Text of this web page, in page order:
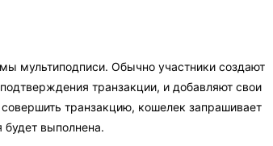
мультиподписи. Обычно участники создают
транзакции, и добавляют свои
транзакцию, кошелек запрашивает
будет выполнена.